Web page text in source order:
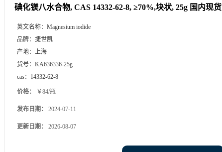
碘化镁八水合物, CAS 14332-62-8, ≥70%,块状, 25g 国内现货
英文名称： Magnesium iodide
品牌： 捷世凯
产地： 上海
货号： KA636336-25g
cas： 14332-62-8
价格： ￥84/瓶
发布日期： 2024-07-11
更新日期： 2026-08-07